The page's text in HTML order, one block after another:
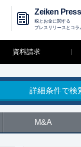
Zeiken Press
税とお金に関する
プレスリリースとコラ
資料請求
詳細条件で検
M&A